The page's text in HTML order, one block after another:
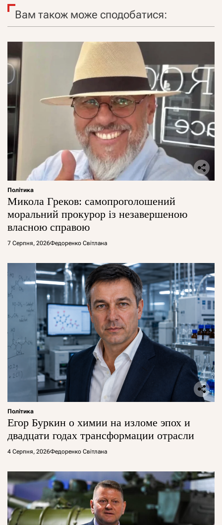
Вам також може сподобатися:
Політика
Микола Греков: самопроголошений
моральний прокурор із незавершеною
власною справою
7 Серпня, 2026Федоренко Світлана
Політика
Егор Буркин о химии на изломе эпох и
двадцати годах трансформации отрасли
4 Серпня, 2026Федоренко Світлана